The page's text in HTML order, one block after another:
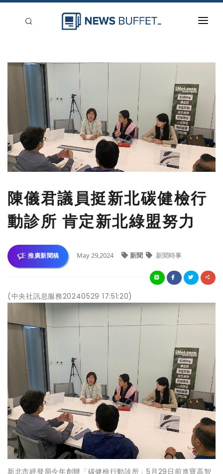
新聞稿分類
登入
陳儀君議員挺新北碳健檢行
動診所 肯定新北綠盟努力
推廣新聞稿 May 29,2024 新聞 新聞時事
(中央社訊息服務20240529 17:51:20)
新北市經發局今年創辦「碳健檢行動診所」5月29日前進寶高智